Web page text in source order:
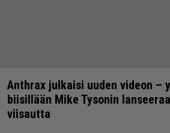
Anthrax julkaisi uuden videon –
biisillään Mike Tysonin
viisautta